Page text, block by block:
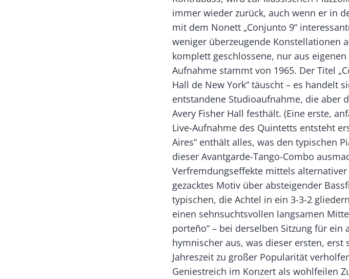
immer wieder zurück, auch wenn er in
mit dem Nonett „Conjunto 9“
weniger überzeugende Konstellationen
komplett geschlossene, nur aus
Aufnahme stammt von 1965. Der Titel
Hall de New York“ täuscht – es handelt
entstandene Studioaufnahme, die aber
Avery Fisher Hall festhält. (Eine erste,
Live-Aufnahme des Quintetts entsteht
Aires“ enthält alles, was den typischen
dieser Avantgarde-Tango-Combo
Verfremdungseffekte mittels
gezacktes Motiv über absteigender
typischen, die Achtel in ein 3-3-2
einen sehnsuchtsvollen langsamen
porteño“ – bei derselben Sitzung für
hymnischer aus, was dieser ers­ten, erst
Jahreszeit zu großer Popularität
Geniestreich im Konzert als wohlfeilen